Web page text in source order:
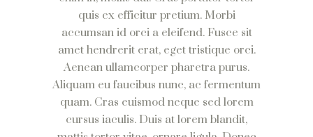
quis ex efficitur pretium. Morbi
accumsan id orci a eleifend. Fusce sit
amet hendrerit erat, eget tristique orci.
Aenean ullamcorper pharetra purus.
Aliquam eu faucibus nunc, ac fermentum
quam. Cras euismod neque sed lorem
cursus iaculis. Duis at lorem blandit,